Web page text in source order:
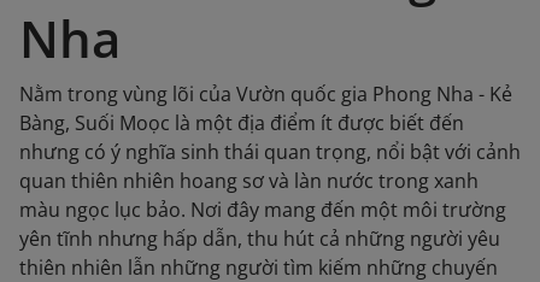
Nha
Nằm trong vùng lõi của Vườn quốc gia Phong Nha - Kẻ
Bàng, Suối Moọc là một địa điểm ít được biết đến
nhưng có ý nghĩa sinh thái quan trọng, nổi bật với cảnh
quan thiên nhiên hoang sơ và làn nước trong xanh
màu ngọc lục bảo. Nơi đây mang đến một môi trường
yên tĩnh nhưng hấp dẫn, thu hút cả những người yêu
thiên nhiên lẫn những người tìm kiếm những chuyến